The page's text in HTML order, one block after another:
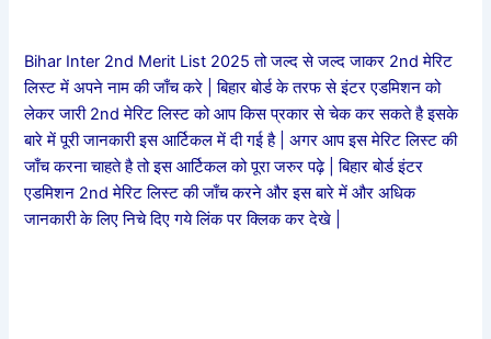
Bihar Inter 2nd Merit List 2025 तो जल्द से जल्द जाकर 2nd मेरिट
लिस्ट में अपने नाम की जाँच करे | बिहार बोर्ड के तरफ से इंटर एडमिशन को
लेकर जारी 2nd मेरिट लिस्ट को आप किस प्रकार से चेक कर सकते है इसके
बारे में पूरी जानकारी इस आर्टिकल में दी गई है | अगर आप इस मेरिट लिस्ट की
जाँच करना चाहते है तो इस आर्टिकल को पूरा जरुर पढ़े | बिहार बोर्ड इंटर
एडमिशन 2nd मेरिट लिस्ट की जाँच करने और इस बारे में और अधिक
जानकारी के लिए निचे दिए गये लिंक पर क्लिक कर देखे |